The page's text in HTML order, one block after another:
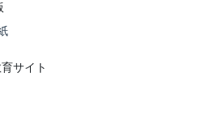
サイト